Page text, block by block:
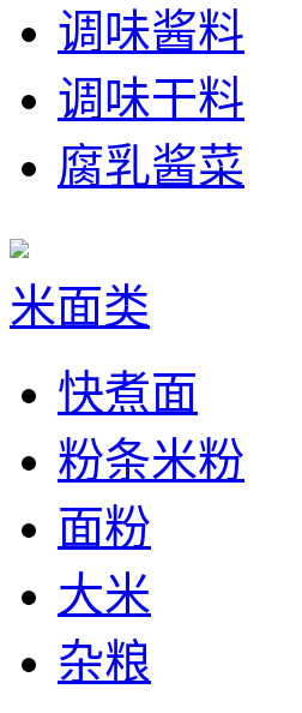
调味酱料
调味干料
腐乳酱菜
米面类
快煮面
粉条米粉
面粉
大米
杂粮